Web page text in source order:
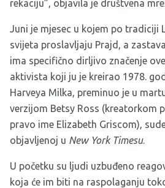
rekaciju”, objavila je društvena
Juni je mjesec u kojem po tradiciji
svijeta proslavljaju Prajd, a
ima specifično dirljivo značenje
aktivista koji ju je kreirao 1978.
Harveya Milka, preminuo je u
verzijom Betsy Ross (kreatorkom
pravo ime Elizabeth Griscom),
objavljenoj u New York Timesu.
U početku su ljudi uzbuđeno
koja će im biti na raspolaganju